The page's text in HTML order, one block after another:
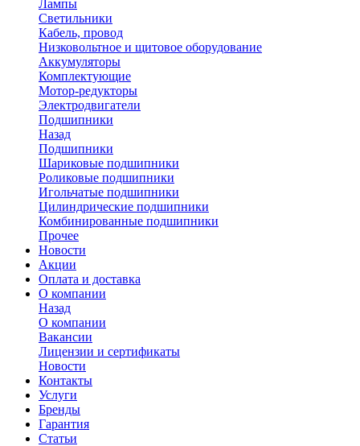
Лампы
Светильники
Кабель, провод
Низковольтное и щитовое оборудование
Аккумуляторы
Комплектующие
Мотор-редукторы
Электродвигатели
Подшипники
Назад
Подшипники
Шариковые подшипники
Роликовые подшипники
Игольчатые подшипники
Цилиндрические подшипники
Комбинированные подшипники
Прочее
Новости
Акции
Оплата и доставка
О компании
Назад
О компании
Вакансии
Лицензии и сертификаты
Новости
Контакты
Услуги
Бренды
Гарантия
Статьи